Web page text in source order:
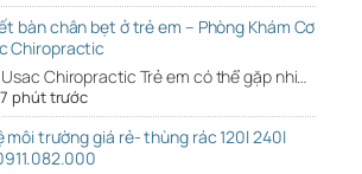
bàn chân bẹt ở trẻ em – Phòng Khám Cơ
Chiropractic
Chiropractic Trẻ em có thể gặp nhi…
7 phút trước
môi trường giá rẻ- thùng rác 120l 240l